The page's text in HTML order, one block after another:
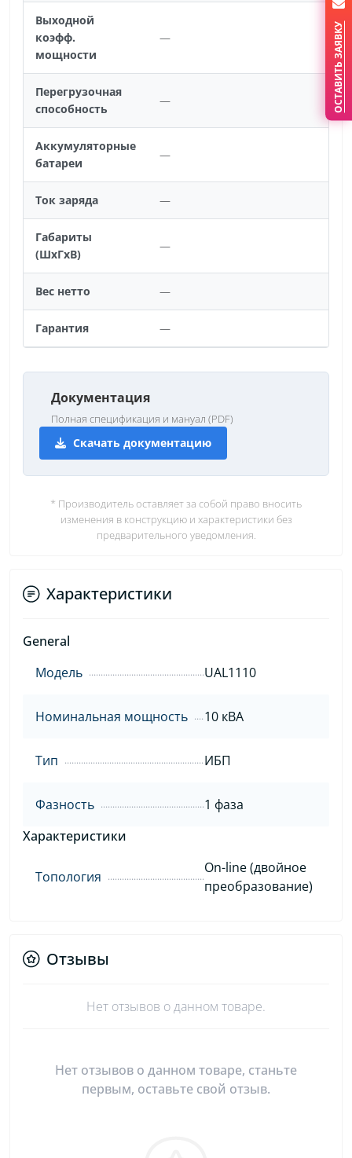
Выходной
коэфф.
мощности
—
Перегрузочная
способность
—
Аккумуляторные
батареи
—
Ток заряда —
Габариты
(ШхГхВ)
—
Вес нетто —
Гарантия —
Документация
Полная спецификация и мануал (PDF)
Скачать документацию
* Производитель оставляет за собой право вносить
изменения в конструкцию и характеристики без
предварительного уведомления.
Характеристики
General
Модель
UAL1110
Номинальная мощность 10 кВА
Тип ИБП
Фазность
1 фаза
Характеристики
Топология
On-line (двойное
преобразование)
Отзывы
Нет отзывов о данном товаре.
Нет отзывов о данном товаре, станьте
первым, оставьте свой отзыв.
ОСТАВИТЬ ЗАЯВКУ